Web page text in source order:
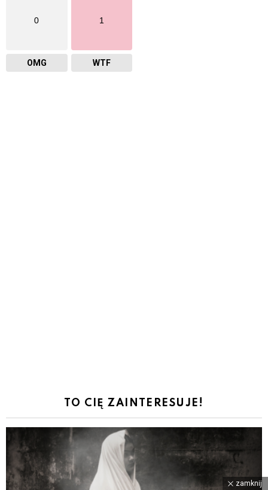
0
OMG
1
WTF
TO CIĘ ZAINTERESUJE!
zamknij